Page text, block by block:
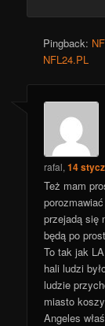
Pingback:
NFL24.PL
rafal,14
Też mam
przejadą się
będą po
To tak jak
hali ludzi
ludzie
miasto
Angeles